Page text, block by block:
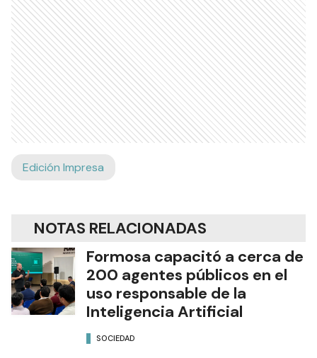
Edición Impresa
NOTAS RELACIONADAS
Formosa capacitó a cerca de
200 agentes públicos en el
uso responsable de la
Inteligencia Artificial
SOCIEDAD